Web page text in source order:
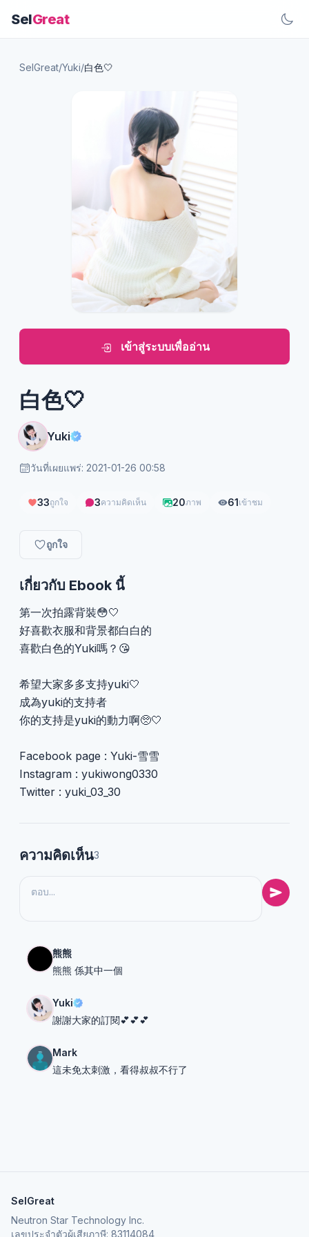
SelGreat
SelGreat/Yuki/白色🤍
เข้าสู่ระบบเพื่ออ่าน
白色🤍
Yuki
วันที่เผยแพร่: 2021-01-26 00:58
33ถูกใจ 3ความคิดเห็น 20ภาพ 61เข้าชม
ถูกใจ
เกี่ยวกับ Ebook นี้
第一次拍露背裝😳🤍
好喜歡衣服和背景都白白的
喜歡白色的Yuki嗎？😘
希望大家多多支持yuki🤍
成為yuki的支持者
你的支持是yuki的動力啊🥺🤍
Facebook page : Yuki-雪雪
Instagram : yukiwong0330
Twitter : yuki_03_30
ความคิดเห็น3
熊熊
熊熊 係其中一個
Yuki
謝謝大家的訂閱💕💕💕
Mark
這未免太刺激，看得叔叔不行了
SelGreat
Neutron Star Technology Inc.
เลขประจำตัวผู้เสียภาษี: 83114084